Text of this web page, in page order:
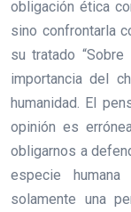
obligación ética
sino confrontarla
su tratado
importancia del
humanidad. El
opinión es
obligarnos a
especie
solamente una